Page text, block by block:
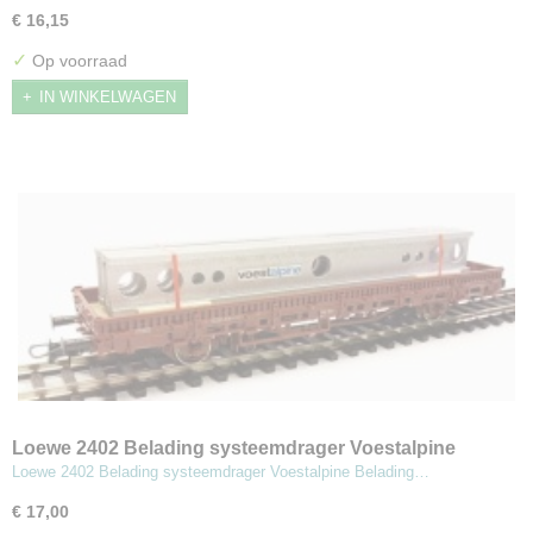
€ 16,15
✓ Op voorraad
IN WINKELWAGEN
Loewe 2402 Belading systeemdrager Voestalpine
Loewe 2402 Belading systeemdrager Voestalpine Belading…
€ 17,00